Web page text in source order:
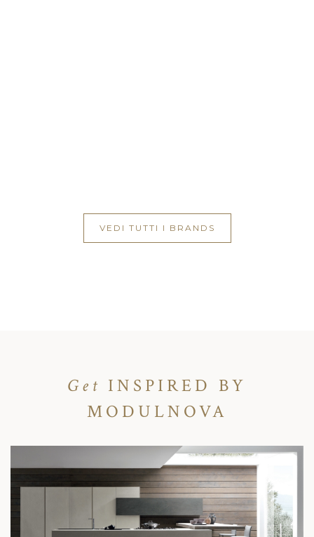
VEDI TUTTI I BRANDS
Get INSPIRED BY
MODULNOVA